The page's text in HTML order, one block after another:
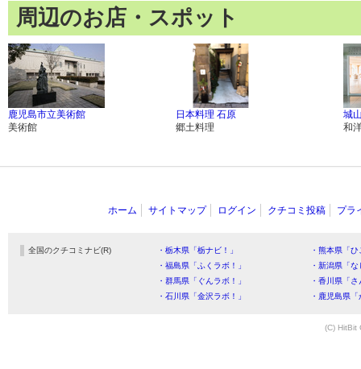
周辺のお店・スポット
鹿児島市立美術館
美術館
日本料理 石原
郷土料理
城
和
ホーム サイトマップ ログイン クチコミ投稿 プラ
全国のクチコミナビ(R) ・栃木県「栃ナビ！」
・熊本県「
・福島県「ふくラボ！」
・新潟県「
・群馬県「ぐんラボ！」
・香川県「
・石川県「金沢ラボ！」
・鹿児島県
(C) HitBit